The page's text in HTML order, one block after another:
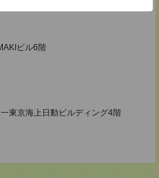
ビル6階
東京海上日動ビルディング4階